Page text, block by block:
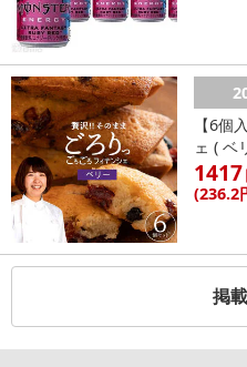
休業日
その他共通および商品カテゴ
【6
ェ ( ベ
1417
(236.2
掲